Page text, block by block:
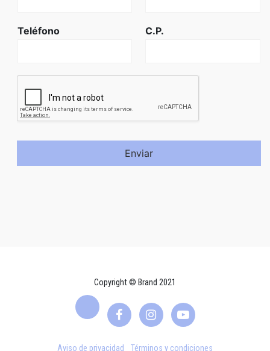
Teléfono C.P.
Enviar
Copyright © Brand 2021
Aviso de privacidad Términos y condiciones